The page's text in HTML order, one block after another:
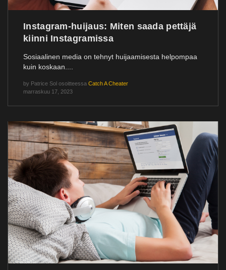
Instagram-huijaus: Miten saada pettäjä
kiinni Instagramissa
Sosiaalinen media on tehnyt huijaamisesta helpompaa
kuin koskaan....
by Patrice Sol osoitteessa Catch A Cheater
marraskuu 17, 2023